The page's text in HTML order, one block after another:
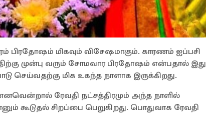
பிரதோஷம் மிகவும் விசேஷமாகும். காரணம் ஐப்பசி
முன்பு வரும் சோமவார பிரதோஷம் என்பதால் இது
செய்வதற்கு மிக உகந்த நாளாக இருக்கிறது.
ரேவதி நட்சத்திரமும் அந்த நாளில்
சிறப்பை பெறுகிறது. பொதுவாக ரேவதி